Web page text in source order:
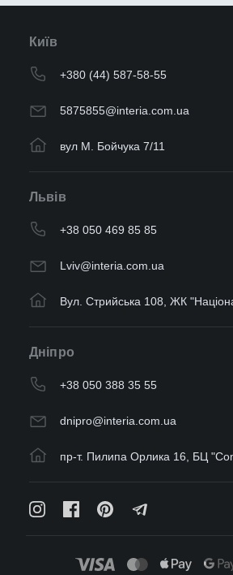
Київ
+380 (44) 587-58-55
5875855@interia.com.ua
вул М. Бойчука 7/11
Львів
+38 050 469 85 85
Lviv@interia.com.ua
Вул. Стрийська 108, ЖК
Дніпро
+38 050 388 35 55
dnipro@interia.com.ua
пр-т. Пилипа Орлика 16, БЦ